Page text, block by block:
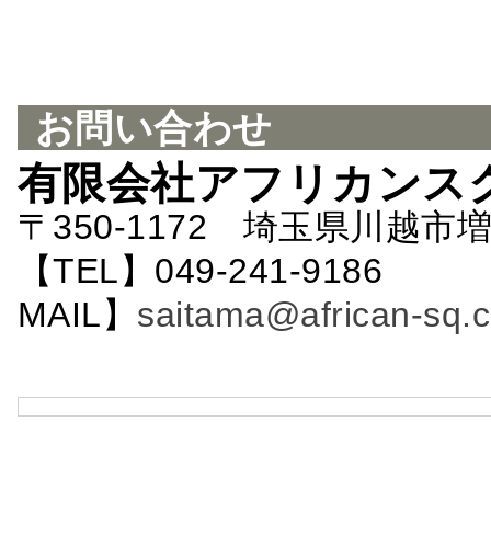
お問い合わせ
有限会社アフリカンス
〒350-1172 埼玉県川越市
【TEL】049-241-
MAIL】 saitama@african-